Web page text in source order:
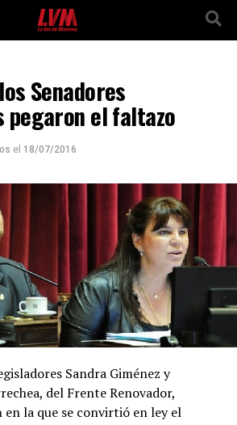
Senadores
pegaron el faltazo
el 18/07/2016
Sandra Giménez y
del Frente Renovador,
la que se convirtió en ley el